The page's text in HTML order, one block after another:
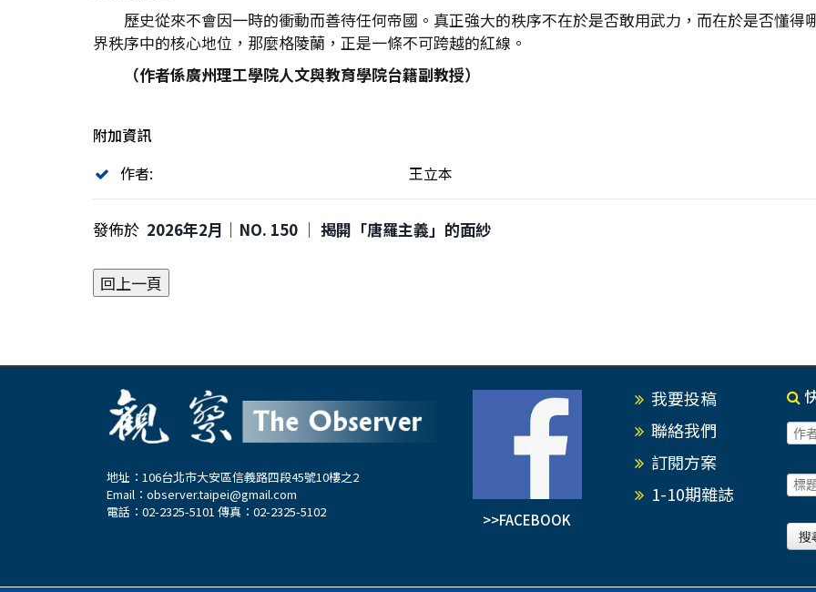
歷史從來不會因一時的衝動而善待任何帝國。真正強大的秩序不在於是否敢用武力，而在於是否懂
界秩序中的核心地位，那麼格陵蘭，正是一條不可跨越的紅線。
（作者係廣州理工學院人文與教育學院台籍副教授）
附加資訊
作者:
王立本
發佈於 2026年2月｜NO. 150 │ 揭開「唐羅主義」的面紗
地址：106台北市大安區信義路四段45號10樓之2
Email： observer.taipei@gmail.com
電話：02-2325-5101 傳真：02-2325-5102
>>FACEBOOK
我要投稿
聯絡我們
訂閱方案
1-10期雜誌